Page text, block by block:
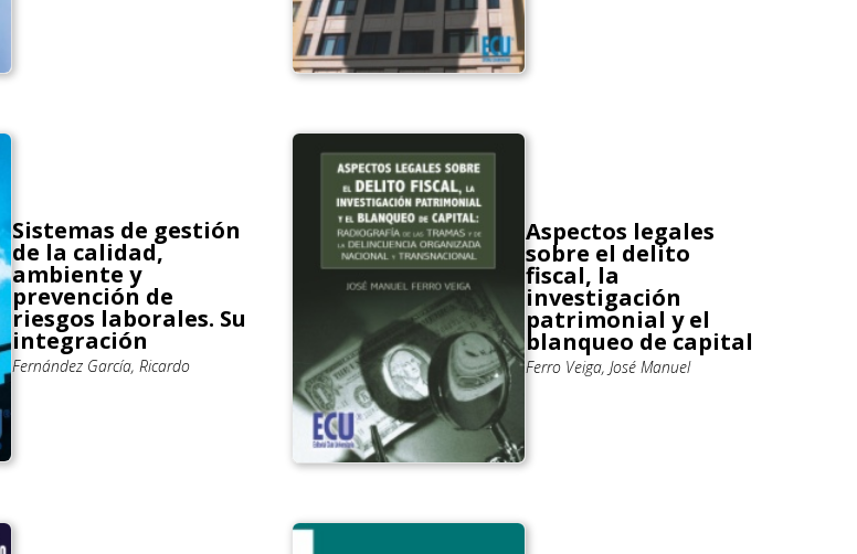
Sistemas de gestión
de la calidad,
ambiente y
prevención de
riesgos laborales. Su
integración
Fernández García, Ricardo
Aspectos legales
sobre el delito
fiscal, la
investigación
patrimonial y el
blanqueo de capital
Ferro Veiga, José Manuel